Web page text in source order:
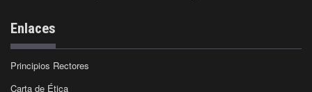
Enlaces
Principios Rectores
Carta de Ética